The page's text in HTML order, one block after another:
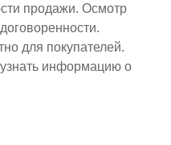
продажи. Осмотр
для покупателей.
информацию о